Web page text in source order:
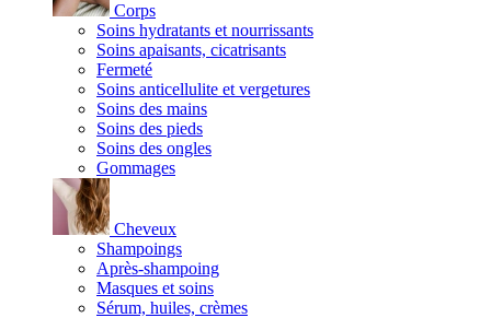
Corps
Soins hydratants et nourrissants
Soins apaisants, cicatrisants
Fermeté
Soins anticellulite et vergetures
Soins des mains
Soins des pieds
Soins des ongles
Gommages
Cheveux
Shampoings
Après-shampoing
Masques et soins
Sérum, huiles, crèmes